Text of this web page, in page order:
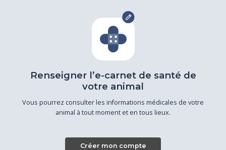
Renseigner l’e-carnet de santé de
votre animal
Vous pourrez consulter les informations médicales de votre
animal à tout moment et en tous lieux.
Créer mon compte